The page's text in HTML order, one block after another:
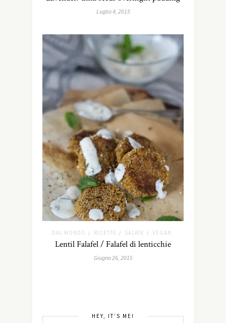
Luglio 4, 2015
DAL MONDO / RICETTE / SALATE / VEGAN
Lentil Falafel / Falafel di lenticchie
Giugno 26, 2015
HEY, IT’S ME!